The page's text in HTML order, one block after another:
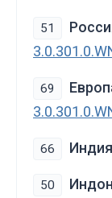
51
69
66 Индия
50